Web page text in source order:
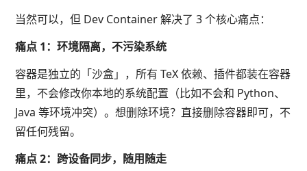
当然可以，但 Dev Container 解决了 3 个核心痛点：
痛点 1：环境隔离，不污染系统
容器是独立的「沙盒」，所有 TeX 依赖、插件都装在容器
里，不会修改你本地的系统配置（比如不会和 Python、
Java 等环境冲突）。想删除环境？直接删除容器即可，不
留任何残留。
痛点 2：跨设备同步，随用随走